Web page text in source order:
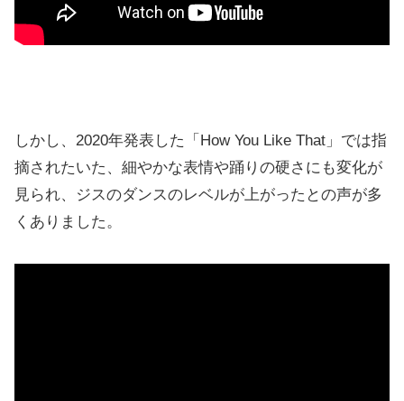
しかし、2020年発表した「How You Like That」では指
摘されたいた、細やかな表情や踊りの硬さにも変化が
見られ、ジスのダンスのレベルが上がったとの声が多
くありました。